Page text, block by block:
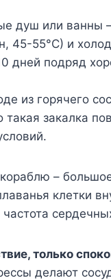
душ или ванны
45-55°С) и
дней подряд
из горячего
такая закалка
–
клетки
только
делают